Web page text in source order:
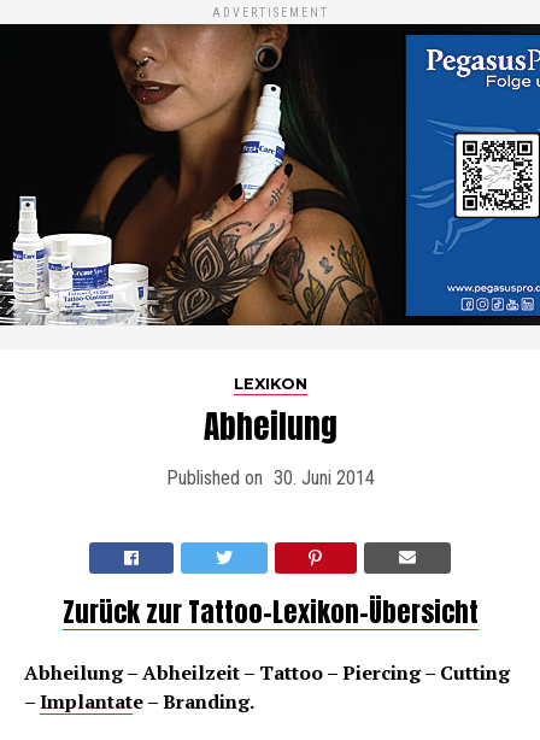
ADVERTISEMENT
LEXIKON
Abheilung
Published on 30. Juni 2014
Zurück zur Tattoo-Lexikon-Übersicht
Abheilung – Abheilzeit – Tattoo – Piercing – Cutting
–Implantate – Branding.